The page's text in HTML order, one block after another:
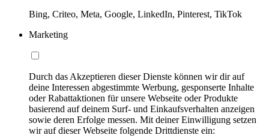
Bing, Criteo, Meta, Google, LinkedIn, Pinterest, TikTok
Marketing
Durch das Akzeptieren dieser Dienste können wir dir auf
deine Interessen abgestimmte Werbung, gesponserte Inhalte
oder Rabattaktionen für unsere Webseite oder Produkte
basierend auf deinem Surf- und Einkaufsverhalten anzeigen
sowie deren Erfolge messen. Mit deiner Einwilligung setzen
wir auf dieser Webseite folgende Drittdienste ein: